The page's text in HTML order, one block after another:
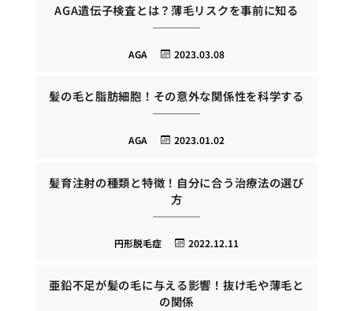
AGA遺伝子検査とは？薄毛リスクを事前に知る
2023.03.08
AGA
髪の毛と脂肪細胞！その意外な関係性を科学する
2023.01.02
AGA
髪育注射の種類と特徴！自分に合う治療法の選び
方
2022.12.11
円形脱毛症
亜鉛不足が髪の毛に与える影響！抜け毛や薄毛と
の関係